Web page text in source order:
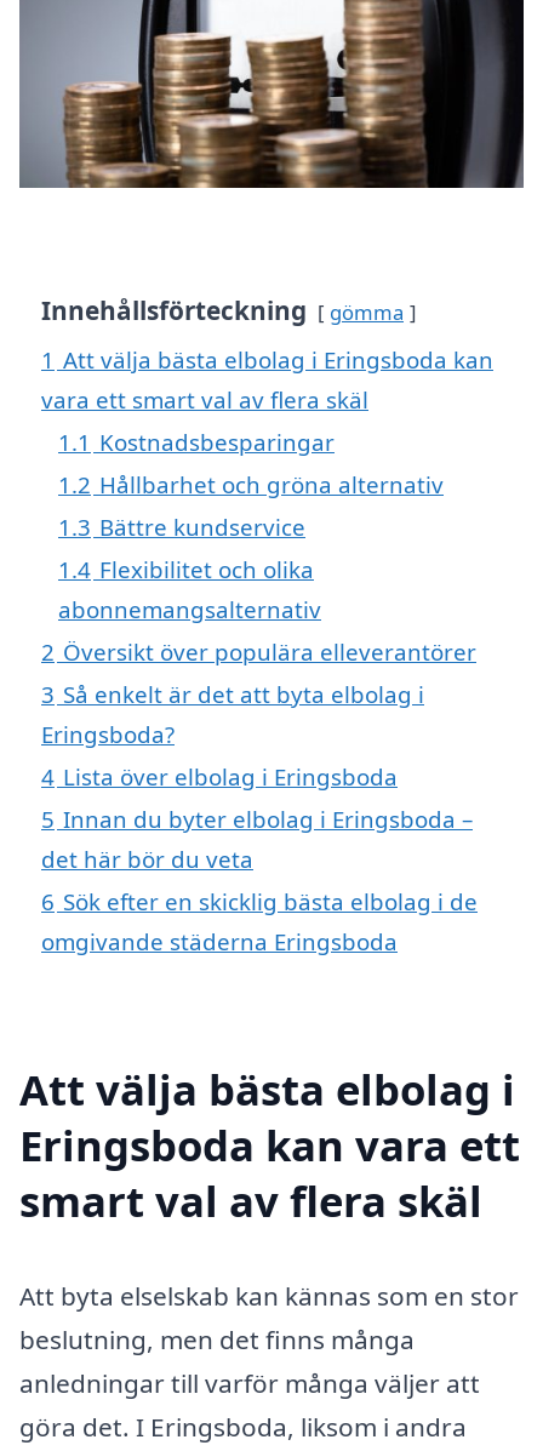
Innehållsförteckning gömma
1 Att välja bästa elbolag i Eringsboda kan
vara ett smart val av flera skäl
1.1 Kostnadsbesparingar
1.2 Hållbarhet och gröna alternativ
1.3 Bättre kundservice
1.4 Flexibilitet och olika
abonnemangsalternativ
2 Översikt över populära elleverantörer
3 Så enkelt är det att byta elbolag i
Eringsboda?
4 Lista över elbolag i Eringsboda
5 Innan du byter elbolag i Eringsboda –
det här bör du veta
6 Sök efter en skicklig bästa elbolag i de
omgivande städerna Eringsboda
Att välja bästa elbolag i
Eringsboda kan vara ett
smart val av flera skäl
Att byta elselskab kan kännas som en stor
beslutning, men det finns många
anledningar till varför många väljer att
göra det. I Eringsboda, liksom i andra